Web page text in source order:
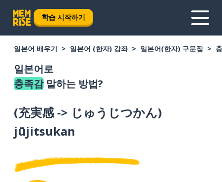
학습 시작하기
일본어 배우기 일본어 (한자) 강좌 일본어(한자) 구문집
일본어로
충족감말하는 방법?
(充実感 -> じゅうじつかん)
jūjitsukan